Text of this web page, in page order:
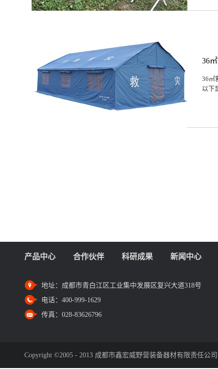
36
36㎡
以下
产品中心 合作伙伴 科研成果 新闻中心
地址： 成都市青白江区工业集中发展区复兴大道318号
电话： 400-999-1629
传真： 028-83626796
Copyright ©2005 - 2013 成都市鑫宏威野营装备器材有限责任公司